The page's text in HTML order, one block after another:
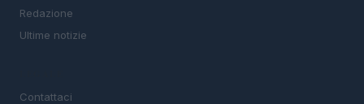
Redazione
Ultime notizie
Contattaci